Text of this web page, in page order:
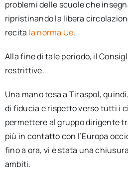
problemi delle scuole che
ripristinando la libera
recita la norma Ue.
Alla fine di tale periodo, il
restrittive.
Una mano tesa a Tiraspol,
di fiducia e rispetto verso tutti i
permettere al gruppo dirigente
più in contatto con l’Europa
fino a ora, vi è stata una
ambiti.